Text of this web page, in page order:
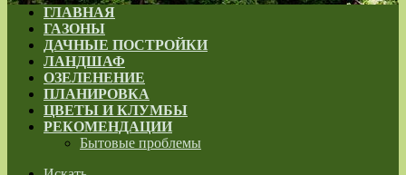
ГЛАВНАЯ
ГАЗОНЫ
ДАЧНЫЕ ПОСТРОЙКИ
ЛАНДШАФ
ОЗЕЛЕНЕНИЕ
ПЛАНИРОВКА
ЦВЕТЫ И КЛУМБЫ
РЕКОМЕНДАЦИИ
Бытовые проблемы